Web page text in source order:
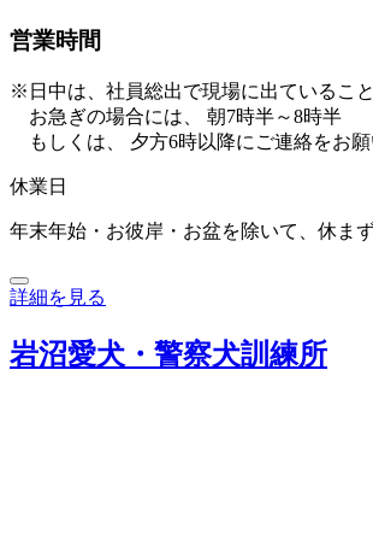
営業時間
※日中は、社員総出で現場に出ているこ
お急ぎの場合には、 朝7時半～8時半
もしくは、 夕方6時以降にご連絡をお
休業日
年末年始・お彼岸・お盆を除いて、休ま
詳細を見る
岩沼愛犬・警察犬訓練所